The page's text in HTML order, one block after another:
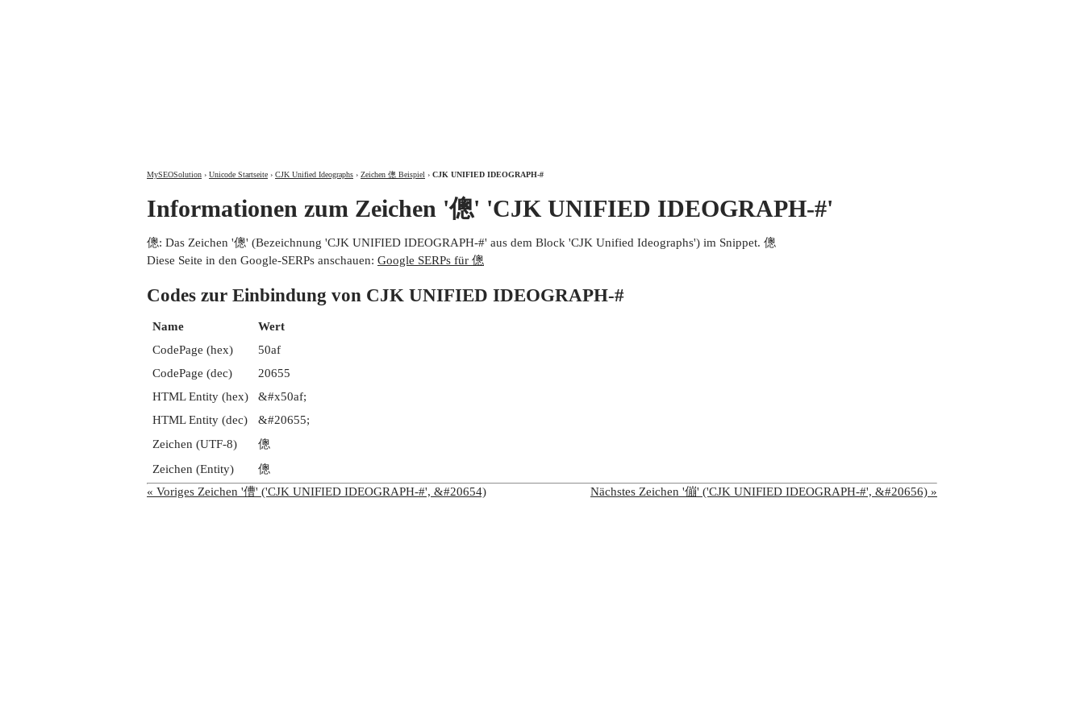
MySEOSolution › Unicode Startseite › CJK Unified Ideographs › Zeichen 傯 Beispiel › CJK UNIFIED IDEOGRAPH-#
Informationen zum Zeichen '傯' 'CJK UNIFIED IDEOGRAPH-#'
傯: Das Zeichen '傯' (Bezeichnung 'CJK UNIFIED IDEOGRAPH-#' aus dem Block 'CJK Unified Ideographs') im Snippet. 傯
Diese Seite in den Google-SERPs anschauen: Google SERPs für 傯
Codes zur Einbindung von CJK UNIFIED IDEOGRAPH-#
Name
Wert
CodePage (hex)
50af
CodePage (dec)
20655
HTML Entity (hex)
&#x50af;
HTML Entity (dec)
&#20655;
Zeichen (UTF-8)
傯
Zeichen (Entity)
傯
« Voriges Zeichen '傮' ('CJK UNIFIED IDEOGRAPH-#', &#20654)
Nächstes Zeichen '傰' ('CJK UNIFIED IDEOGRAPH-#', &#20656) »